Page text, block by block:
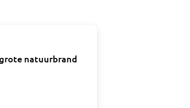
natuurbrand